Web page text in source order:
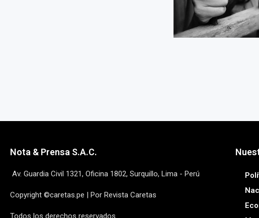
Nota & Prensa S.A.C.
Av. Guardia Civil 1321, Oficina 1802, Surquillo, Lima - Perú
Copyright ©caretas.pe | Por Revista Caretas
Todos los derechos reservados